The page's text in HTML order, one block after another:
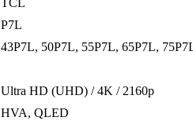
TCL
P7L
43P7L, 50P7L, 55P7L, 65P7L,
Ultra HD (UHD) / 4K / 2160p
HVA, QLED